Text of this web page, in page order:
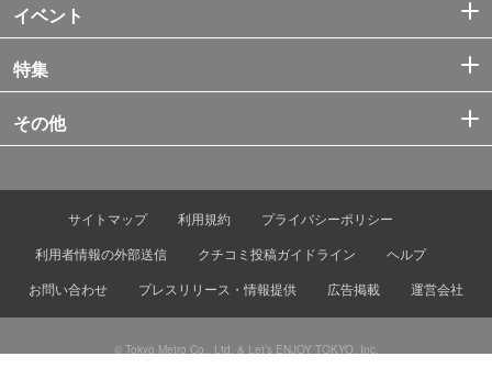
イベント
特集
その他
サイトマップ 利用規約
プライバシーポリシー
利用者情報の外部送信
クチコミ投稿ガイドライン
ヘルプ
お問い合わせ
プレスリリース・情報提供 広告掲載 運営会社
© Tokyo Metro Co., Ltd. & Let’s ENJOY TOKYO, Inc.